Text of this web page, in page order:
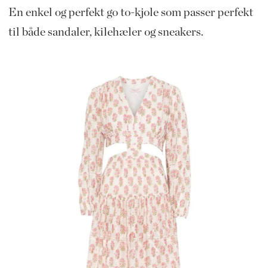
En enkel og perfekt go to-kjole som passer perfekt
til både sandaler, kilehæler og sneakers.